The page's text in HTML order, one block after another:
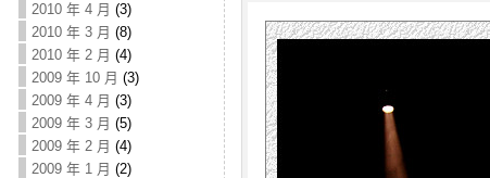
2010 年 4 月 (3)
2010 年 3 月 (8)
2010 年 2 月 (4)
2009 年 10 月 (3)
2009 年 4 月 (3)
2009 年 3 月 (5)
2009 年 2 月 (4)
2009 年 1 月 (2)